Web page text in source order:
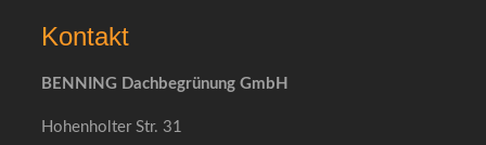
Kontakt
BENNING Dachbegrünung GmbH
Hohenholter Str. 31